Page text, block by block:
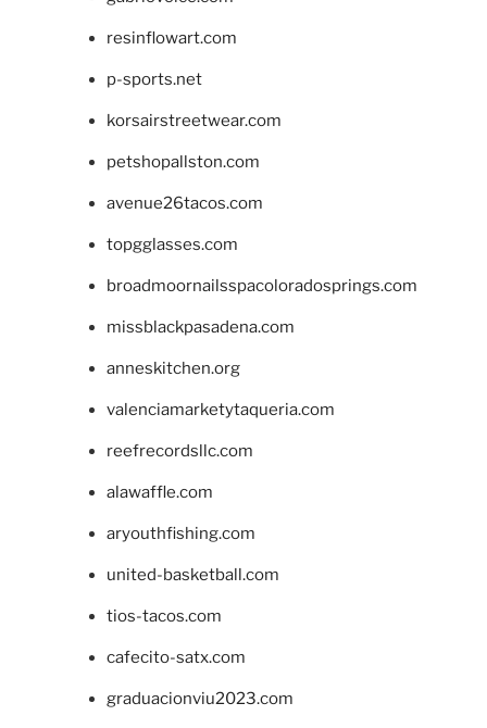
resinflowart.com
p-sports.net
korsairstreetwear.com
petshopallston.com
avenue26tacos.com
topgglasses.com
broadmoornailsspacoloradosprings.com
missblackpasadena.com
anneskitchen.org
valenciamarketytaqueria.com
reefrecordsllc.com
alawaffle.com
aryouthfishing.com
united-basketball.com
tios-tacos.com
cafecito-satx.com
graduacionviu2023.com